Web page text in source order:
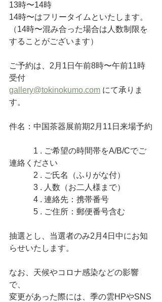
13時〜14時
14時〜はフリータイムといたします。
（14時〜混み合った場合は人数制限を
することがございます）
ご予約は、2月1日午前8時〜午前11時
受付
gallery@tokinokumo.com にて承りま
す。
件名：中国茶器展前期2月11日来場予約
1 . ご希望の時間帯をA/B/Cでご
連絡ください
2 . ご氏名（ふりがな付）
3 . 人数（お二人様まで）
4 . 連絡先：携帯番号
5 . ご住所：郵便番号含む
抽選とし、当選者のみ2月4日中にお知
らせいたします。
なお、天候やコロナ感染などの影響
で、
変更があった際には、季の雲HPやSNS